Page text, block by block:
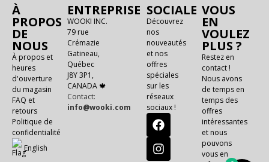
À
PROPOS
DE
NOUS
À propos et
heures
d'ouverture
du magasin
FAQ et
retours
Politique de
confidentialité
English
ENTREPRISE
WOOKI INC.
79 rue
Crémazie
Gatineau,
Québec
J8Y 3P1,
CANADA 🍁
Contact:
info@wooki.com
SOCIALE
Découvrez
nos
nouveautés
et nos
offres
spéciales
sur les
réseaux
sociaux !
VOUS
EN
VOULEZ
PLUS ?
Restez en
contact !
Nous avons
de temps en
temps des
offres
intéressantes
et nous
pouvons
vous en